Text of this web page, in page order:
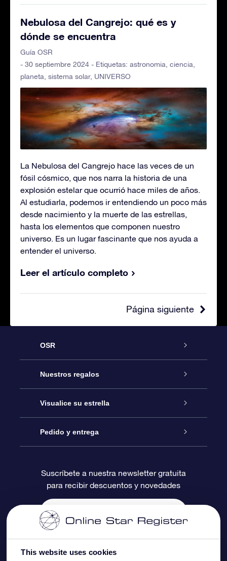
This website uses cookies
Nebulosa del Cangrejo: qué es y
dónde se encuentra
Guía OSR
- 30 septiembre 2024 - Etiquetas: astronomia ciencia
planeta sistema solar, UNIVERSO
La Nebulosa del Cangrejo hace las veces de un
fósil cósmico, que nos narra la historia de una
explosión estelar que ocurrió hace miles de años.
Al estudiarla, podemos ir entendiendo un poco más
desde nacimiento y la muerte de las estrellas,
hasta los elementos que componen nuestro
universo. Es un lugar fascinante que nos ayuda a
entender el universo.
Leer el artículo completo
Página siguiente
OSR
Atención
Contáctanos
Blog
Reseñas
Nuestros regalos
Regalo Estrella Online
Paquete de Regalo OSR
Tarjeta de Regalo OSR
Regalos empresariales
Visualice su estrella
Registro estelar
Página de Estrella Personalizada
Un Millón de Estrellas
Pedido y entrega
Información de Pago
Información de Envío
Suscríbete a nuestra newsletter gratuita
para recibir descuentos y novedades